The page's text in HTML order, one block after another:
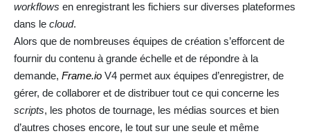
workflows en enregistrant les fichiers sur diverses plateformes
dans le cloud.
Alors que de nombreuses équipes de création s’efforcent de
fournir du contenu à grande échelle et de répondre à la
demande, Frame.io V4 permet aux équipes d’enregistrer, de
gérer, de collaborer et de distribuer tout ce qui concerne les
scripts, les photos de tournage, les médias sources et bien
d’autres choses encore, le tout sur une seule et même